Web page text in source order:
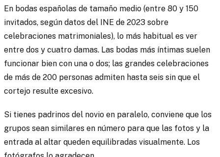
En bodas españolas de tamaño medio (entre 80 y 150
invitados, según datos del INE de 2023 sobre
celebraciones matrimoniales), lo más habitual es ver
entre dos y cuatro damas. Las bodas más íntimas suelen
funcionar bien con una o dos; las grandes celebraciones
de más de 200 personas admiten hasta seis sin que el
cortejo resulte excesivo.
Si tienes padrinos del novio en paralelo, conviene que los
grupos sean similares en número para que las fotos y la
entrada al altar queden equilibradas visualmente. Los